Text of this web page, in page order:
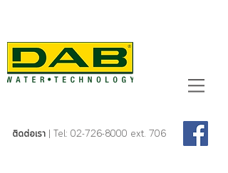
ติดต่อเรา | Tel: 02-726-8000 ext. 706